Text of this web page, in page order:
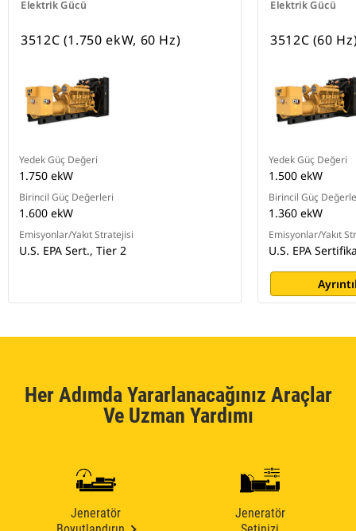
Elektrik Gücü
3512C (1.750 ekW, 60 Hz)
Yedek Güç Değeri
1.750 ekW
Birincil Güç Değerleri
1.600 ekW
Emisyonlar/Yakıt Stratejisi
U.S. EPA Sert., Tier 2
Elektrik Gücü
3512C (60
Yedek Güç Değeri
1.500 ekW
Birincil Güç
1.360 ekW
Emisyonlar/Yakıt
U.S. EPA
Her Adımda Yararlanacağınız Araçlar
Ve Uzman Yardımı
Jeneratör
Jeneratör